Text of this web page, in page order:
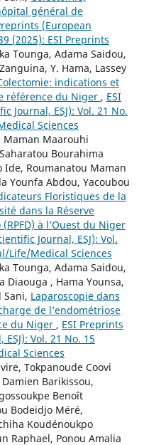
général de
(European
(2025): ESI Preprints
Tounga, Adama Saidou,
Y. Hama, Lassey
indications et
référence du Niger , ESI
Journal, ESJ): Vol. 21 No.
Sciences
Maman Maarouhi
Bourahima
Ide, Roumanatou Maman
Younfa Abdou, Yacoubou
Floristiques de la
dans la Réserve
à l’Ouest du Niger
Journal, ESJ): Vol.
Life/Medical Sciences
Tounga, Adama Saidou,
Diaouga , Hama Younsa,
Sani, Laparoscopie dans
de l’endométriose
du Niger , ESI Preprints
Vol. 21 No. 15
Sciences
Tokpanoude Coovi
Barikissou,
Benoît
Bodeidjo Méré,
Koudénoukpo
Raphael, Ponou Amalia